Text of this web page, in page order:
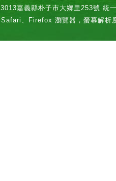
嘉義縣朴子市大鄉里253號 統
、Firefox 瀏覽器，螢幕解